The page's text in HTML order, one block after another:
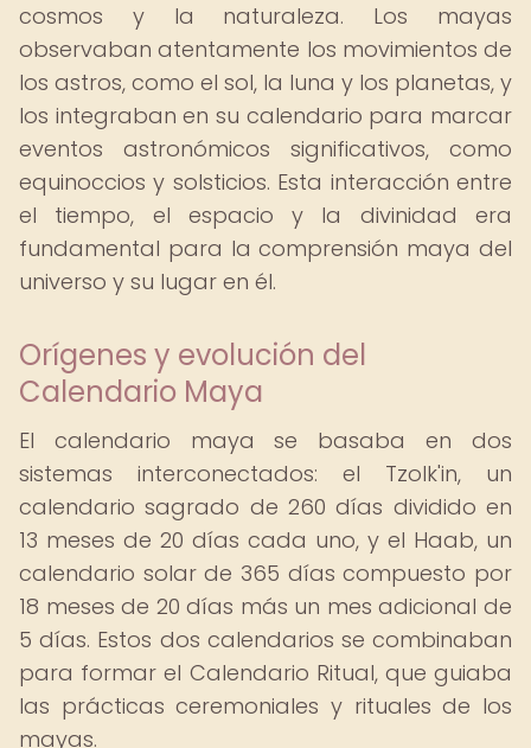
cosmos y la naturaleza. Los mayas
observaban atentamente los movimientos de
los astros, como el sol, la luna y los planetas, y
los integraban en su calendario para marcar
eventos astronómicos significativos, como
equinoccios y solsticios. Esta interacción entre
el tiempo, el espacio y la divinidad era
fundamental para la comprensión maya del
universo y su lugar en él.
Orígenes y evolución del
Calendario Maya
El calendario maya se basaba en dos
sistemas interconectados: el Tzolk'in, un
calendario sagrado de 260 días dividido en
13 meses de 20 días cada uno, y el Haab, un
calendario solar de 365 días compuesto por
18 meses de 20 días más un mes adicional de
5 días. Estos dos calendarios se combinaban
para formar el Calendario Ritual, que guiaba
las prácticas ceremoniales y rituales de los
mayas.